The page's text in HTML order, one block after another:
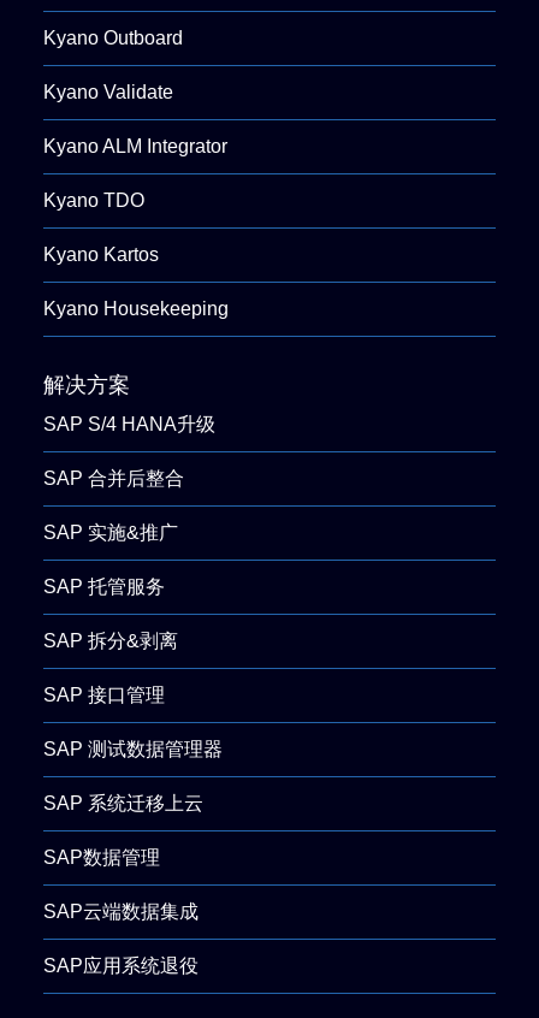
Kyano Outboard
Kyano Validate
Kyano ALM Integrator
Kyano TDO
Kyano Kartos
Kyano Housekeeping
解决方案
SAP S/4 HANA升级
SAP 合并后整合
SAP 实施&推广
SAP 托管服务
SAP 拆分&剥离
SAP 接口管理
SAP 测试数据管理器
SAP 系统迁移上云
SAP数据管理
SAP云端数据集成
SAP应用系统退役